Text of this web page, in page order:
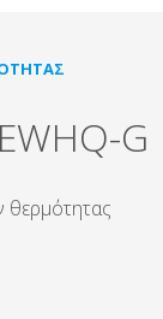
G
θερμότητας